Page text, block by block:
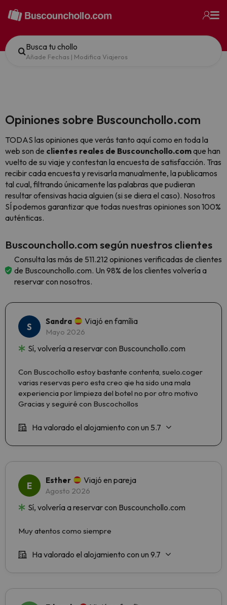
Busca tu chollo
Añade Fechas | Modifica Viajeros
Opiniones sobre Buscounchollo.com
TODAS las opiniones que verás tanto aquí como en toda la
web son de clientes reales de Buscounchollo.comque han
vuelto de su viaje y contestan la encuesta de satisfacción. Tras
recibir cada encuesta y revisarla manualmente, la publicamos
tal cual, filtrando únicamente las palabras que pudieran
resultar ofensivas hacia alguien (si se diera el caso). Nosotros
SÍ podemos garantizar que todas nuestras opiniones son 100%
auténticas.
Buscounchollo.com según nuestros clientes
Consulta las más de 511.212 opiniones verificadas de clientes
de Buscounchollo.com. Un 98% de los clientes volvería a
reservar con nosotros.